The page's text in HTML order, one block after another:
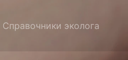
Справочники эколога